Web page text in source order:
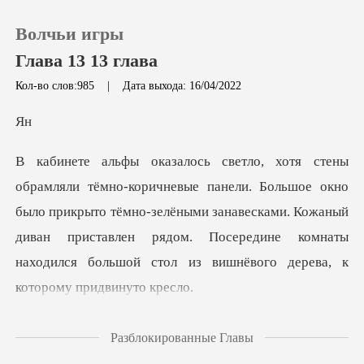
Пополнить
История чтения
Выйти
Волчьи игры
Глава 13 13 глава
Кол-во слов:985 | Дата выхода: 16/04/2022
ое окно
было прикрыто тёмно-зелёными занавесками. Кожаный
диван приставлен рядом. Посе
Разблокированные Главы